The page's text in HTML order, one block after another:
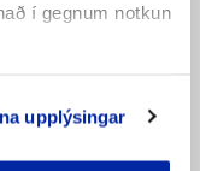
í gegnum notkun
upplýsingar